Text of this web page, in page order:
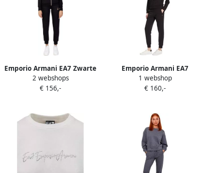
Emporio Armani EA7 Zwarte
Jumpsuit met Capuchon en
Zakken Black Dames
2 webshops
€ 156,-
Emporio Armani EA7
Trainingspak 7W000463
AF13135
1 webshop
€ 160,-